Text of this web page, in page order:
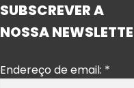
SUBSCREVER A
NOSSA
Endereço de email: *